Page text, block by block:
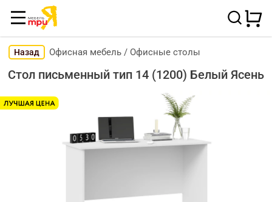
Назад Офисная мебель / Офисные столы
Стол письменный тип 14 (1200) Белый Ясень